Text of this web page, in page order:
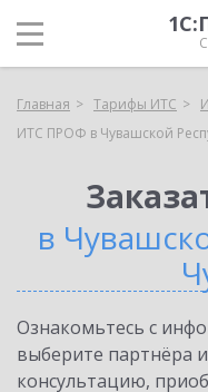
Главная Тарифы ИТС
ИТС ПРОФ в Чувашской
в
Ознакомьтесь с
выберите партнёра
консультацию,